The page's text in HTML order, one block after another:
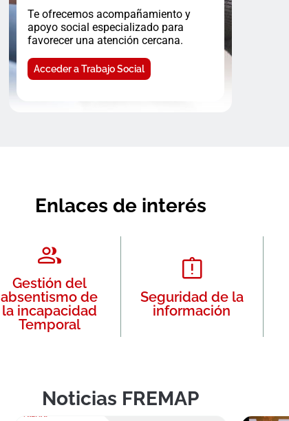
Te ofrecemos acompañamiento y
apoyo social especializado para
favorecer una atención cercana.
Acceder a Trabajo Social
Enlaces de interés
Gestión del
absentismo de
la incapacidad
Temporal
Seguridad de la
información
Noticias FREMAP